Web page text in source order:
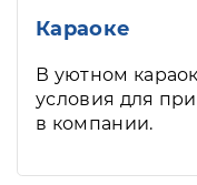
Караоке
В уютном
условия для
в компании.